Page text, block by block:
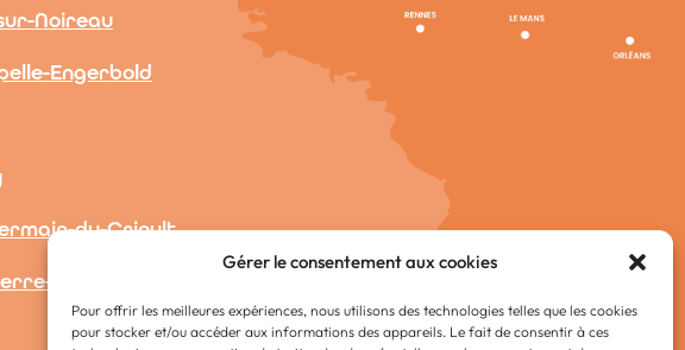
Gérer le consentement aux cookies
Pour offrir les meilleures expériences, nous utilisons des technologies telles que les cookies
pour stocker et/ou accéder aux informations des appareils. Le fait de consentir à ces
Noireau
Engerbold
du-Crioult
la-Vieille